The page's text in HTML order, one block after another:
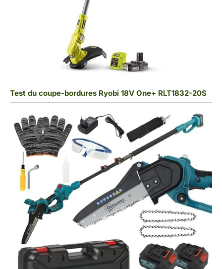
Test du coupe-bordures Ryobi 18V One+ RLT1832-20S